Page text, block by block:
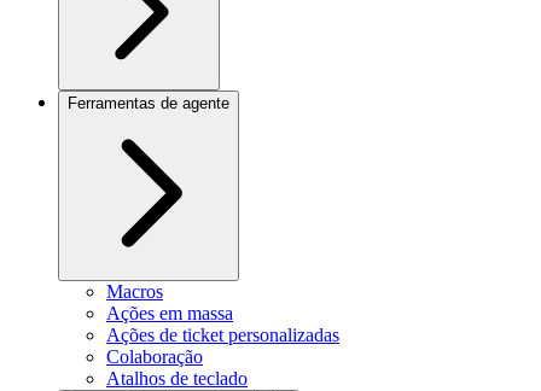
Ferramentas de agente
Macros
Ações em massa
Ações de ticket personalizadas
Colaboração
Atalhos de teclado